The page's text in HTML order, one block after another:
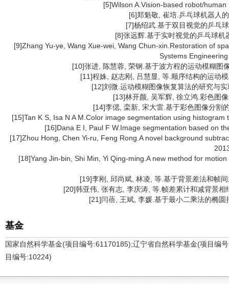
[5]Wilson A.Vision-based robot/
[6]郑魁敬, 崔培.乒乓球机器人
[7]杨绍武.基于双目视觉的乒乓
[8]张远辉.基于实时视觉的乒乓球
[9]Zhang Yu-ye, Wang Xue-wei, Wang Chun-xin.Restoration of
Systems
[10]张进, 陈慧蓉, 荣钢.基于波方程的运动模糊
[11]程姝, 赵志刚, 吕慧显, 等.顺序结构的运动
[12]刘微.运动模糊图像恢复算法的研究与
[13]林开颜, 吴军辉, 徐立鸿.彩色图
[14]李偲, 栾新, 宋大雷.基于彩色图像分割
[15]Tan K S, Isa N A M.Color image segmentation using
[16]Dana E I, Paul F W.Image segmentation based on
[17]Zhou Hong, Chen Yi-ru, Feng Rong.A novel background
[18]Yang Jin-bin, Shi Min, Yi Qing-ming.A new method for
[19]李刚, 邱尚斌, 林凌, 等.基于背景差法和帧
[20]韩亚伟, 张有志, 李庆涛, 等.帧差累计和减背景
[21]闫蓓, 王斌, 李媛.基于最小二乘法的椭
基金
国家自然科学基金(项目编号:61170185);辽宁省自然科学基金(项目
目编号:10224)